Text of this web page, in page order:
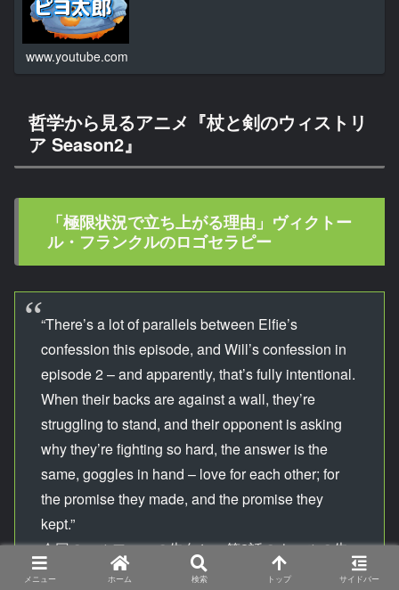
www.youtube.com
哲学から見るアニメ『杖と剣のウィストリ
ア Season2』
「極限状況で立ち上がる理由」ヴィクトー
ル・フランクルのロゴセラピー
“There’s a lot of parallels between Elfie’s
confession this episode, and Will’s confession in
episode 2 – and apparently, that’s fully intentional.
When their backs are against a wall, they’re
struggling to stand, and their opponent is asking
why they’re fighting so hard, the answer is the
same, goggles in hand – love for each other; for
the promise they made, and the promise they
kept.”
今回のエルフィーの告白と、第2話のウィルの告
白にはかなり多くの共通点がある。
メニュー ホーム 検索 トップ サイドバー